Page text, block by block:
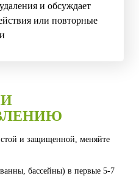
и обсуждает
или повторные
и защищенной, меняйте
бассейны) в первые 5-7